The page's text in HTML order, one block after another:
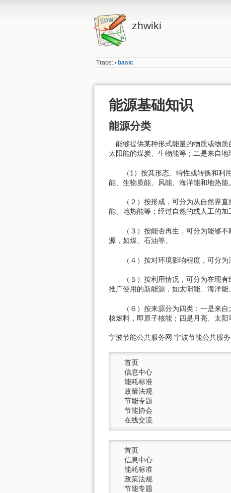
zhwiki
Trace: • basic
能源基础知识
能源分类
能够提供某种形式能量的物质或物质
太阳能的煤炭、生物能等；二是来自
（1）按其形态、特性或转换和利用
能、生物质能、风能、海洋能和地热能。
（２）按形成，可分为从自然界直
能、地热能等；经过自然的或人工的
（３）按能否再生，可分为能够不
源，如煤、石油等。
（４）按对环境影响程度，可分为
（５）按利用情况，可分为在现有
推广使用的新能源，如太阳能、海洋
（６）按来源分为四类：一是来自
核燃料，即原子核能；四是月亮、太阳
宁波节能公共服务网 宁波节能公共服
  首页
  信息中心
  能耗标准
  政策法规
  节能专题
  节能协会
  在线交流
  首页
  信息中心
  能耗标准
  政策法规
  节能专题